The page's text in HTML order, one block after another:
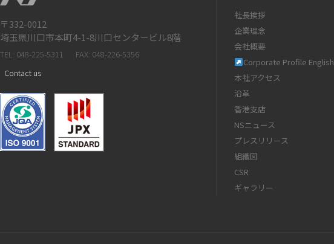
〒332-0012
埼玉県川口市本町4-1-8川口センタ－ビル8階
TEL: 048-225-5311
FAX: 048-226-5356
Contact us
社長挨拶
企業理念
会社概要
Corporate Profile English
本社アクセス
沿革
香港支店
NSニュース
プレスリリース
組織図
CSR
ギャラリー